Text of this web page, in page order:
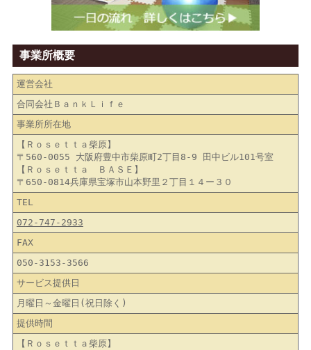
事業所概要
運営会社
合同会社ＢａｎｋＬｉｆｅ
事業所所在地
【Ｒｏｓｅｔｔａ柴原】
〒560-0055 大阪府豊中市柴原町2丁目8-9 田中ビル101号室
【Ｒｏｓｅｔｔａ ＢＡＳＥ】
〒650-0814兵庫県宝塚市山本野里２丁目１４ー３０
TEL
072-747-2933
FAX
050-3153-3566
サービス提供日
月曜日～金曜日(祝日除く)
提供時間
【Ｒｏｓｅｔｔａ柴原】